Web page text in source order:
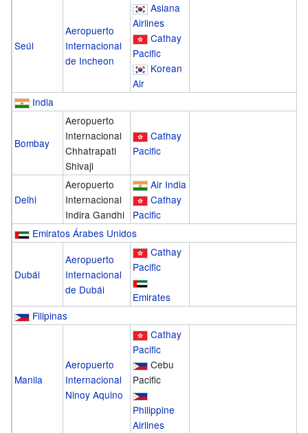
Seúl
Aeropuerto
Internacional
de Incheon
Asiana
Airlines
Cathay
Pacific
Korean
Air
India
Bombay
Aeropuerto
Internacional
Chhatrapati
Shivaji
Cathay
Pacific
Delhi
Aeropuerto
Internacional
Indira Gandhi
Air India
Cathay
Pacific
Emiratos Árabes Unidos
Dubái
Aeropuerto
Internacional
de Dubái
Cathay
Pacific
Emirates
Filipinas
Manila
Aeropuerto
Internacional
Ninoy Aquino
Cathay
Pacific
Cebu
Pacific
Philippine
Airlines